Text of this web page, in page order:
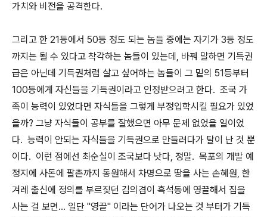
가치와 비전을 공격한다.
그리고 한 21등에서 50등 정도 되는 놈들 중에는 자기가 3등 정도
까지는 될 수 있다고 착각하는 놈들이 있는데, 바꿔 말하면 기득권
급은 아닌데 기득권처럼 살고 싶어하는 놈들이 그 밑의 51등부터
100등에게 자신들을 기득권이라고 인정받으려고 한다. 조국 가
족이 능력이 있었다면 자식들을 그렇게 부정입학시킬 필요가 있었
을까? 그냥 자식들이 공부를 잘했으면 아무 문제 없었을 일이었
다. 능력이 안되는 자식들을 기득권으로 만들려다가 탈이 난 것 뿐
이다. 이런 점에선 최순실이 조국보다 낫다, 정말. 목포의 개발 예
정지에 사돈에 팔촌까지 동원해서 차명으로 땅을 사는 손혜원, 한
겨레 출신에 정의를 부르짖던 김의겸이 흑석동에 영끌해서 집을
사는 걸 보면... 일단 "영끌" 이라는 단어가 나오는 것 부터가 기득